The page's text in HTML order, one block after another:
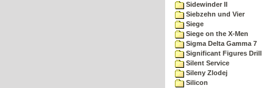
Sidewinder II
Siebzehn und Vier
Siege
Siege on the X-Men
Sigma Delta Gamma 7
Significant Figures Drill
Silent Service
Sileny Zlodej
Silicon